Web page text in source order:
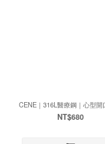
CENE｜316L醫療鋼｜心型開
NT$680